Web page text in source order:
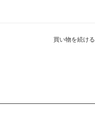
買い物を続ける